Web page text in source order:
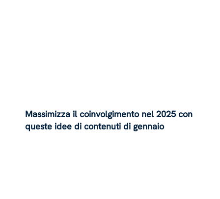
Massimizza il coinvolgimento nel 2025 con
queste idee di contenuti di gennaio